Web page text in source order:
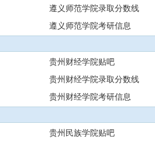
遵义师范学院录取分数线
遵义师范学院考研信息
贵州财经学院贴吧
贵州财经学院录取分数线
贵州财经学院考研信息
贵州民族学院贴吧